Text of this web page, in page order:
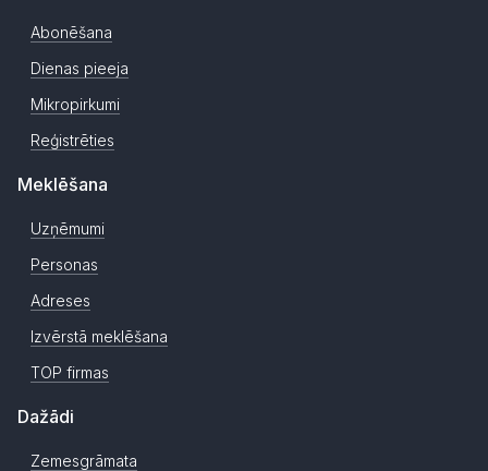
Abonēšana
Dienas pieeja
Mikropirkumi
Reģistrēties
Meklēšana
Uzņēmumi
Personas
Adreses
Izvērstā meklēšana
TOP firmas
Dažādi
Zemesgrāmata